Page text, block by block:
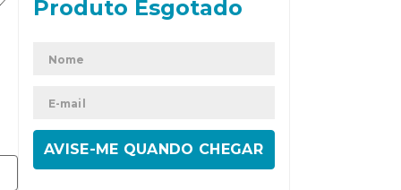
ENVIAR